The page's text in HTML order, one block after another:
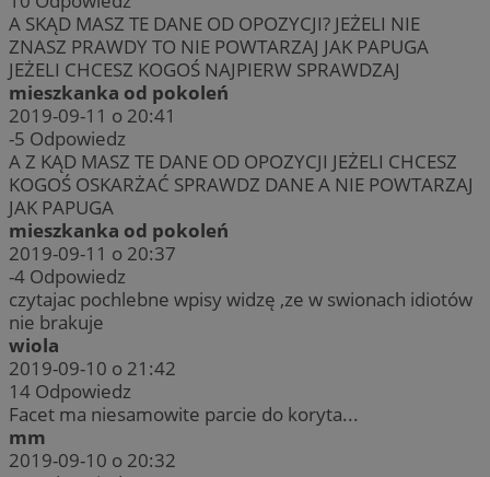
A SKĄD MASZ TE DANE OD OPOZYCJI? JEŻELI NIE
ZNASZ PRAWDY TO NIE POWTARZAJ JAK PAPUGA
JEŻELI CHCESZ KOGOŚ NAJPIERW SPRAWDZAJ
mieszkanka od pokoleń
2019-09-11 o 20:41
-5 Odpowiedz
A Z KĄD MASZ TE DANE OD OPOZYCJI JEŻELI CHCESZ
KOGOŚ OSKARŻAĆ SPRAWDZ DANE A NIE POWTARZAJ
JAK PAPUGA
mieszkanka od pokoleń
2019-09-11 o 20:37
-4 Odpowiedz
czytajac pochlebne wpisy widzę ,ze w swionach idiotów
nie brakuje
wiola
2019-09-10 o 21:42
14 Odpowiedz
Facet ma niesamowite parcie do koryta...
mm
2019-09-10 o 20:32